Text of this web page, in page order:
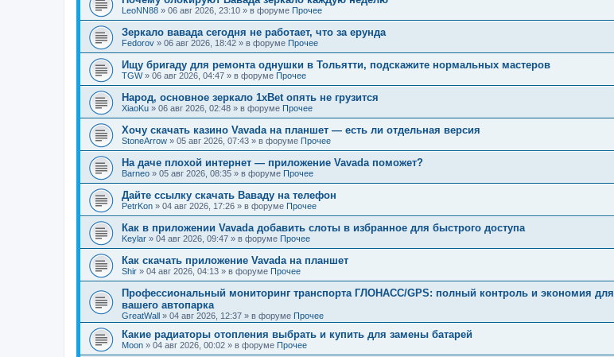
LeoNN88 » 06 авг 2026, 23:10 » в форуме Прочее
Зеркало вавада сегодня не работает, что за ерунда
Fedorov » 06 авг 2026, 18:42 » в форуме Прочее
Ищу бригаду для ремонта однушки в Тольятти, подскажите нормальных мастеров
TGW» 06 авг 2026, 04:47 » в форуме Прочее
Народ, основное зеркало 1xBet опять не грузится
XiaoKu » 06 авг 2026, 02:48 » в форуме Прочее
Хочу скачать казино Vavada на планшет — есть ли отдельная версия
StoneArrow » 05 авг 2026, 07:43 » в форуме Прочее
На даче плохой интернет — приложение Vavada поможет?
Barneo » 05 авг 2026, 08:35 » в форуме Прочее
Дайте ссылку скачать Ваваду на телефон
PetrKon » 04 авг 2026, 17:26 » в форуме Прочее
Как в приложении Vavada добавить слоты в избранное для быстрого доступа
Keylar » 04 авг 2026, 09:47 » в форуме Прочее
Как скачать приложение Vavada на планшет
Shir » 04 авг 2026, 04:13 » в форуме Прочее
Профессиональный мониторинг транспорта ГЛОНАСС/GPS: полный контроль и экономия для
вашего автопарка
GreatWall » 04 авг 2026, 12:37 » в форуме Прочее
Какие радиаторы отопления выбрать и купить для замены батарей
Moon » 04 авг 2026, 00:02 » в форуме Прочее